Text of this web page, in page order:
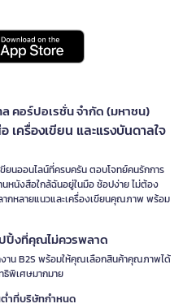
ล คอร์ปอเรชั่น จำกัด (มหาชน)
เครื่องเขียน และแรงบันดาลใจ
ยนออนไลน์ที่ครบครัน ตอบโจทย์คนรักการ
หนังสือใกล้ฉันอยู่ในมือ ช้อปง่าย ไม่ต้อง
กหลายแนวและเครื่องเขียนคุณภาพ พร้อม
ปิ้งที่คุณไม่ควรพลาด
าน B2S พร้อมให้คุณเลือกสินค้าคุณภาพได้
ธิพิเศษมากมาย
ำที่บริษัทกำหนด